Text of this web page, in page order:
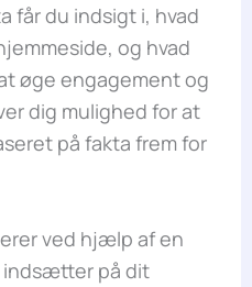
får du indsigt i, hvad
og hvad
øge engagement og
dig mulighed for at
på fakta frem for
ved hjælp af en
indsætter på dit